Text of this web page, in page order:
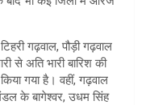
गढ़वाल, पौड़ी गढ़वाल
से अति भारी बारिश की
गया है। वहीं, गढ़वाल
के बागेश्वर, उधम सिंह